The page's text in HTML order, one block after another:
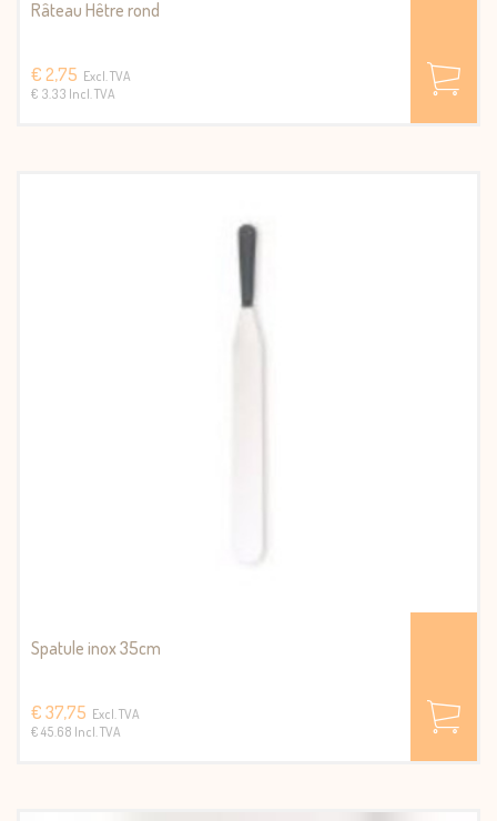
Râteau Hêtre rond
€ 2,75 Excl. TVA
€ 3.33 Incl. TVA
Spatule inox 35cm
€ 37,75 Excl. TVA
€ 45.68 Incl. TVA